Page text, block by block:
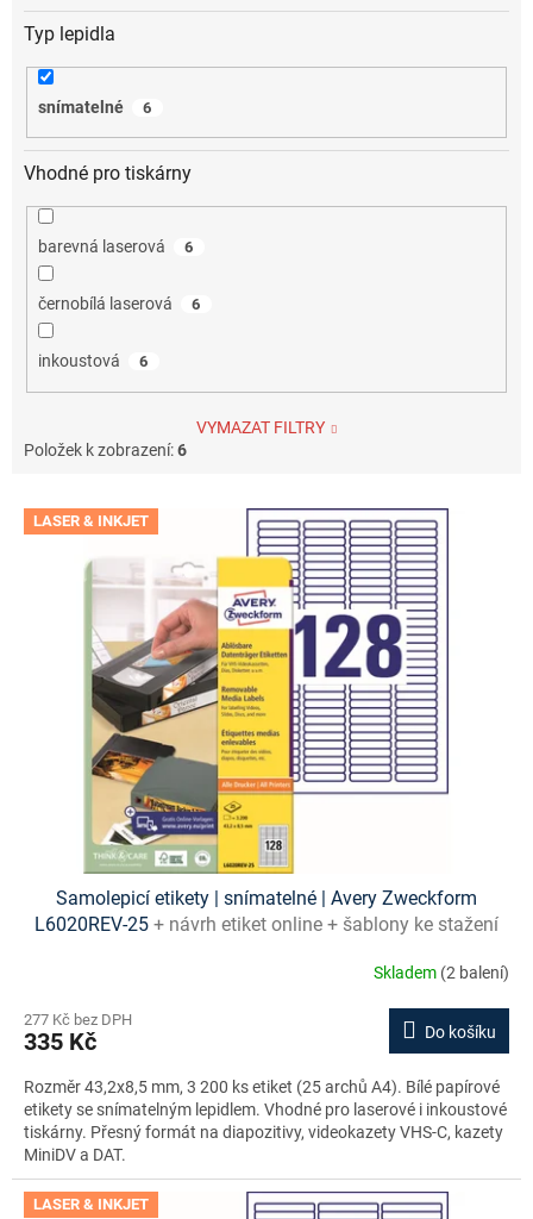
Typ lepidla
snímatelné 6
Vhodné pro tiskárny
barevná laserová 6
černobílá laserová 6
inkoustová 6
VYMAZAT FILTRY
Položek k zobrazení:6
V LASER & INKJET
Samolepicí etikety | snímatelné | Avery Zweckform
L6020REV-25 + návrh etiket online + šablony ke stažení
Skladem (2 balení)
277 Kč bez DPH
335 Kč Do košíku
Rozměr 43,2x8,5 mm, 3 200 ks etiket (25 archů A4). Bílé papírové
etikety se snímatelným lepidlem. Vhodné pro laserové i inkoustové
tiskárny. Přesný formát na diapozitivy, videokazety VHS-C, kazety
MiniDV a DAT.
LASER & INKJET